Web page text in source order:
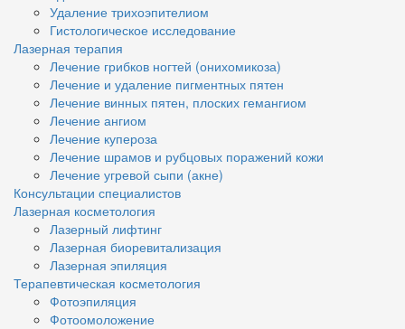
Удаление трихоэпителиом
Гистологическое исследование
Лазерная терапия
Лечение грибков ногтей (онихомикоза)
Лечение и удаление пигментных пятен
Лечение винных пятен, плоских гемангиом
Лечение ангиом
Лечение купероза
Лечение шрамов и рубцовых поражений кожи
Лечение угревой сыпи (акне)
Консультации специалистов
Лазерная косметология
Лазерный лифтинг
Лазерная биоревитализация
Лазерная эпиляция
Терапевтическая косметология
Фотоэпиляция
Фотоомоложение